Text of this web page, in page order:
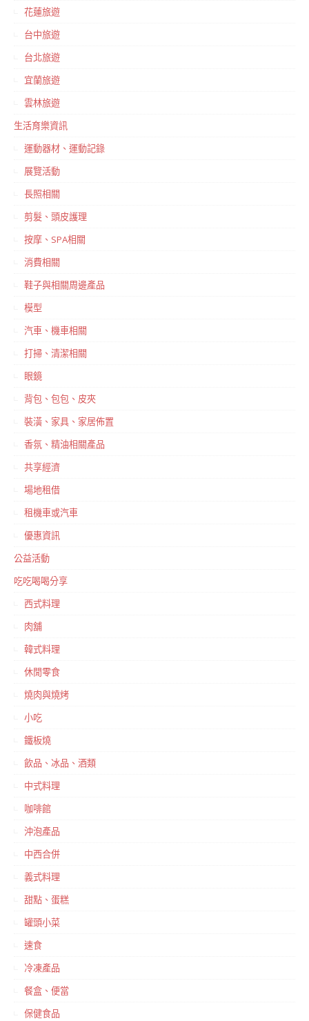
花蓮旅遊
台中旅遊
台北旅遊
宜蘭旅遊
雲林旅遊
生活育樂資訊
運動器材、運動記錄
展覽活動
長照相關
剪髮、頭皮護理
按摩、SPA相關
消費相關
鞋子與相關周邊產品
模型
汽車、機車相關
打掃、清潔相關
眼鏡
背包、包包、皮夾
裝潢、家具、家居佈置
香氛、精油相關產品
共享經濟
場地租借
租機車或汽車
優惠資訊
公益活動
吃吃喝喝分享
西式料理
肉舖
韓式料理
休閒零食
燒肉與燒烤
小吃
鐵板燒
飲品、冰品、酒類
中式料理
咖啡館
沖泡產品
中西合併
義式料理
甜點、蛋糕
罐頭小菜
速食
冷凍產品
餐盒、便當
保健食品